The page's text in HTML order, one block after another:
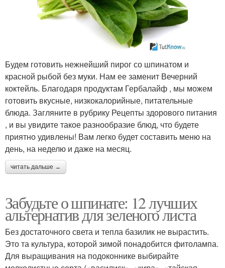
Будем готовить нежнейший пирог со шпинатом и
красной рыбой без муки. Нам ее заменит Вечерний
коктейль. Благодаря продуктам Гербалайф , мы можем
готовить вкусные, низкокалорийные, питательные
блюда. Загляните в рубрику Рецепты здорового питания
, и вы увидите такое разнообразие блюд, что будете
приятно удивлены! Вам легко будет составить меню на
день, на неделю и даже на месяц.
читать дальше →
Забудьте о шпинате: 12 лучших
альтернатив для зеленого листа
Без достаточного света и тепла базилик не вырастить.
Это та культура, которой зимой понадобится фитолампа.
Для выращивания на подоконнике выбирайте